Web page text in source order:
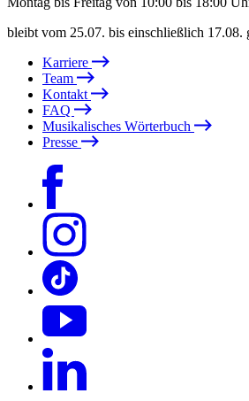
bleibt vom 25.07. bis einschließlich 17.08.
Karriere
Team
Kontakt
FAQ
Musikalisches Wörterbuch
Presse